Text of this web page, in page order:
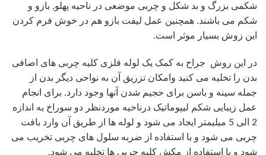
شکمی بزرگ و بد شکل و چربی موضعی در ناحیه پهلو, بازو و
شکم می باشند. همچنین عمل لیفت بازو هم در خوش فرم کردن
این زوش بسیار موثر است.
در این روش جراح به کمک یک لوله فلزی کلیه چربی های اضافی
بدن را تخلیه می کنید وامکان تزریق آن به نواحی دیگر بدن از
جمله سینه و باسن برای حجیم شدن آنها وجود دارد. برای انجام
عمل زیبایی شکم لیپوماتیک درناحیه موردنظر دو سوراخ به اندازه
2 الی 5 میلیمتر ایجاد می شود و لوله ها از طریق آن وارد بافت
چربی می شود و با استفاده از ضربه سلول های چربی تخریب می
شود و با استفاده از مکش کلیه چربی ها تخلیه می شود.